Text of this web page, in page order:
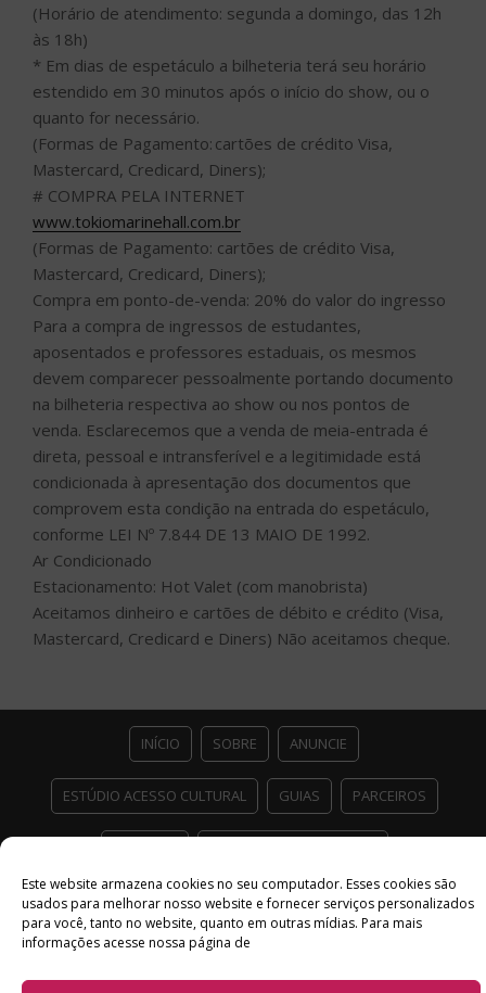
Este website armazena cookies no seu computador. Esses cookies são
usados ​​para melhorar nosso website e fornecer serviços personalizados
para você, tanto no website, quanto em outras mídias. Para mais
informações acesse nossa página de
(Horário de atendimento: segunda a domingo, das 12h
às 18h)
* Em dias de espetáculo a bilheteria terá seu horário
estendido em 30 minutos após o início do show, ou o
quanto for necessário.
(Formas de Pagamento: cartões de crédito Visa,
Mastercard, Credicard, Diners);
# COMPRA PELA INTERNET
www.tokiomarinehall.com.br
(Formas de Pagamento: cartões de crédito Visa,
Mastercard, Credicard, Diners);
Compra em ponto-de-venda: 20% do valor do ingresso
Para a compra de ingressos de estudantes,
aposentados e professores estaduais, os mesmos
devem comparecer pessoalmente portando documento
na bilheteria respectiva ao show ou nos pontos de
venda. Esclarecemos que a venda de meia-entrada é
direta, pessoal e intransferível e a legitimidade está
condicionada à apresentação dos documentos que
comprovem esta condição na entrada do espetáculo,
conforme LEI Nº 7.844 DE 13 MAIO DE 1992.
Ar Condicionado
Estacionamento: Hot Valet (com manobrista)
Aceitamos dinheiro e cartões de débito e crédito (Visa,
Mastercard, Credicard e Diners) Não aceitamos cheque.
INÍCIO SOBRE ANUNCIE
ESTÚDIO ACESSO CULTURAL GUIAS PARCEIROS
Facebook
TwitterInstagram
Youtube
Copyright 2026 Acesso Cultural - Arte, Cultura Pop e Entretenimento
Desenvolvido por